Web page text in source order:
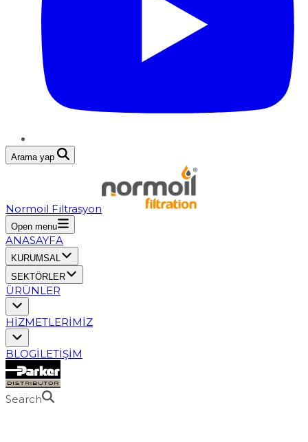
Arama yap
Normoil Filtrasyon
Open menu
ANASAYFA
KURUMSAL
SEKTÖRLER
ÜRÜNLER
HİZMETLERİMİZ
BLOGİLETİŞİM
Search